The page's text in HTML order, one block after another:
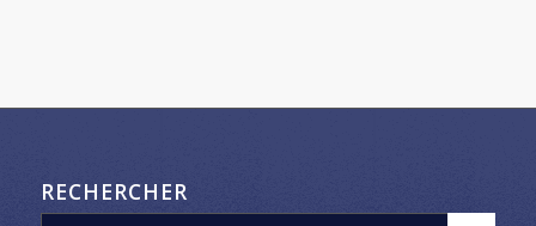
RECHERCHER